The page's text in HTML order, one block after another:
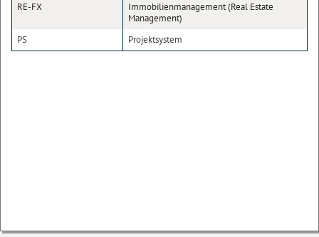
RE-FX
Immobilienmanagement (Real Estate
Management)
PS
Projektsystem